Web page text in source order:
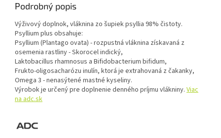
Podrobný popis
Výživový doplnok, vláknina zo šupiek psyllia 98% čistoty.
Psyllium plus obsahuje:
Psyllium (Plantago ovata) - rozpustná vláknina získavaná z
osemenia rastliny - Skorocel indický,
Laktobacillus rhamnosus a Bifidobacterium bifidum,
Frukto-oligosacharózu inulín, ktorá je extrahovaná z čakanky,
Omega 3 - nenasýtené mastné kyseliny.
Výrobok je určený pre doplnenie denného príjmu vlákniny. Viac
na adc.sk